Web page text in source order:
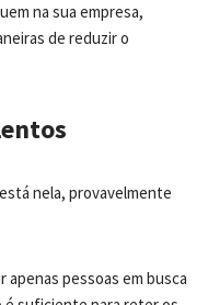
na sua empresa,
de reduzir o
nela, provavelmente
apenas pessoas em busca